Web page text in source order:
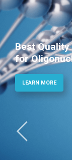
LEARN MORE